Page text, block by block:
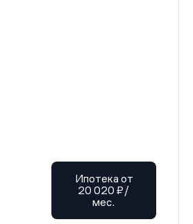
Ипотека от
20 020 ₽/
мес.